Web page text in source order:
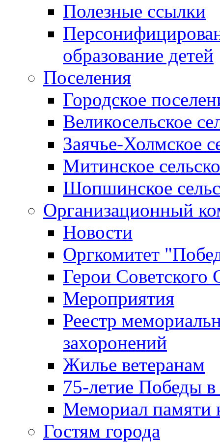
Полезные ссылки
образование детей
Поселения
Городское
Великосельское
Заячье-Холмское
Митинское
Шопшинское
Организационный
Новости
Оргкомитет
Герои Советского
Мероприятия
Реестр
захоронений
Жилье ветеранам
75-летие Победы
Мемориал памяти
Гостям города